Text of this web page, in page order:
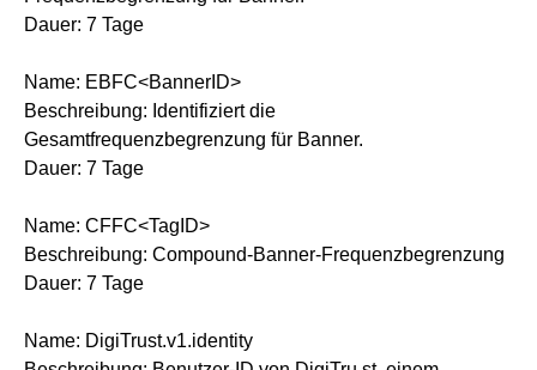
Dauer: 7 Tage
Name: EBFC<BannerID>
Beschreibung: Identifiziert die
Gesamtfrequenzbegrenzung für Banner.
Dauer: 7 Tage
Name: CFFC<TagID>
Beschreibung: Compound-Banner-Frequenzbegrenzung
Dauer: 7 Tage
Name: DigiTrust.v1.identity